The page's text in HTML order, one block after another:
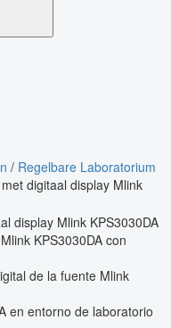
/ Regelbare Laboratorium
digitaal display Mlink